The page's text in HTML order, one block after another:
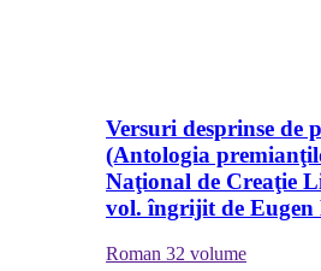
Versuri desprinse de
(Antologia
Naţional de Creaţie
vol. îngrijit de Eugen
Roman 32 volume